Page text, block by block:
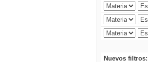
Nuevos filtros: